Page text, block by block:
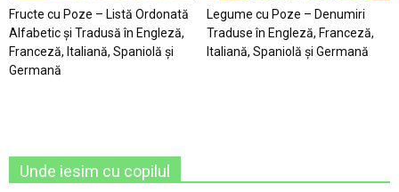
Fructe cu Poze – Listă Ordonată
Alfabetic şi Tradusă în Engleză,
Franceză, Italiană, Spaniolă şi
Germană
Legume cu Poze – Denumiri
Traduse în Engleză, Franceză,
Italiană, Spaniolă şi Germană
Unde iesim cu copilul